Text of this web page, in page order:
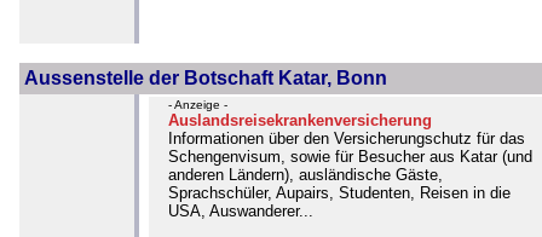
Aussenstelle der Botschaft Katar, Bonn
- Anzeige -
Auslandsreisekrankenversicherung
Informationen über den Versicherungschutz für das
Schengenvisum, sowie für Besucher aus Katar (und
anderen Ländern), ausländische Gäste,
Sprachschüler, Aupairs, Studenten, Reisen in die
USA, Auswanderer...